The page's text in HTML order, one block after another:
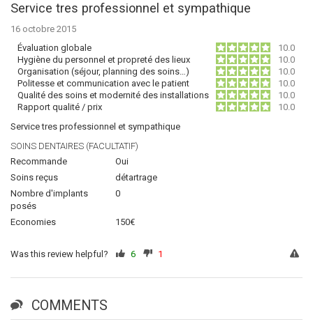
Service tres professionnel et sympathique
16 octobre 2015
Évaluation globale
10.0
Hygiène du personnel et propreté des lieux
10.0
Organisation (séjour, planning des soins…)
10.0
Politesse et communication avec le patient
10.0
Qualité des soins et modernité des installations
10.0
Rapport qualité / prix
10.0
Service tres professionnel et sympathique
SOINS DENTAIRES (FACULTATIF)
Recommande
Oui
Soins reçus
détartrage
Nombre d'implants
posés
0
Economies 150€
Was this review helpful? 6 1
COMMENTS